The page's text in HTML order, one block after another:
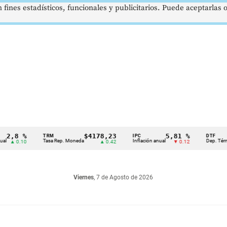
TRM
Tasa Rep. Moneda
$4178,23
▲ 0.42
IPC
Inflación anual
5,81 %
▼ 0.12
DTF
Dep. Término Fijo
Viernes, 7 de Agosto de 2026
estadísticos, funcionales y publicitarios. Puede aceptarlas